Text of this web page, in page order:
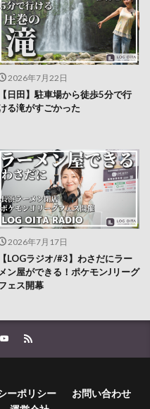
2026年7月22日
【日田】駐車場から徒歩5分で行
る滝がすごかった
2026年7月17日
【LOGラジオ/#3】わさだにラー
ン屋ができる！ポケモンJリーグ
ェス開幕
ーポリシー
お問い合わせ